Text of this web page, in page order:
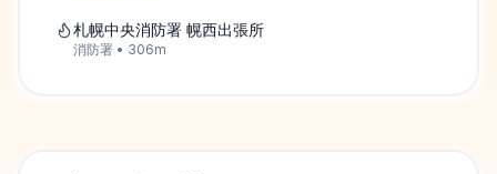
札幌中央消防署 幌西出張所
消防署 • 306m